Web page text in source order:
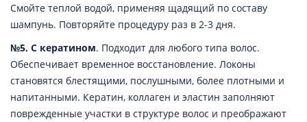
Смойте теплой водой, применяя щадящий по составу
шампунь. Повторяйте процедуру раз в 2-3 дня.
№5. С кератином. Подходит для любого типа волос.
Обеспечивает временное восстановление. Локоны
становятся блестящими, послушными, более плотными и
напитанными. Кератин, коллаген и эластин заполняют
поврежденные участки в структуре волос и преображают